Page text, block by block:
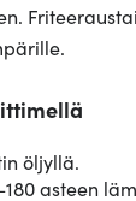
öljyllä.
asteen